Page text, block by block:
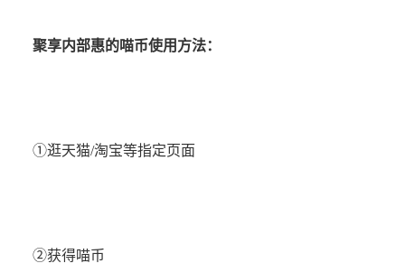
聚享内部惠的喵币使用方法：
①逛天猫/淘宝等指定页面
②获得喵币